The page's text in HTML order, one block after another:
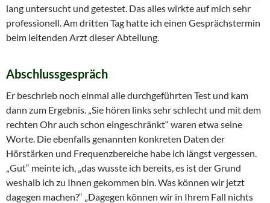
lang untersucht und getestet. Das alles wirkte auf mich sehr
professionell. Am dritten Tag hatte ich einen Gesprächstermin
beim leitenden Arzt dieser Abteilung.
Abschlussgespräch
Er beschrieb noch einmal alle durchgeführten Test und kam
dann zum Ergebnis. „Sie hören links sehr schlecht und mit dem
rechten Ohr auch schon eingeschränkt“ waren etwa seine
Worte. Die ebenfalls genannten konkreten Daten der
Hörstärken und Frequenzbereiche habe ich längst vergessen.
„Gut“ meinte ich, „das wusste ich bereits, es ist der Grund
weshalb ich zu Ihnen gekommen bin. Was können wir jetzt
dagegen machen?“ „Dagegen können wir in Ihrem Fall nichts